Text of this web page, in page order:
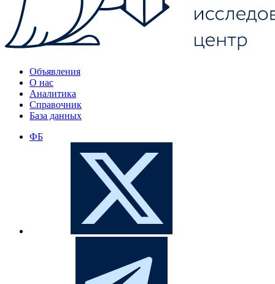
Объявления
О нас
Аналитика
Справочник
База данных
ФБ